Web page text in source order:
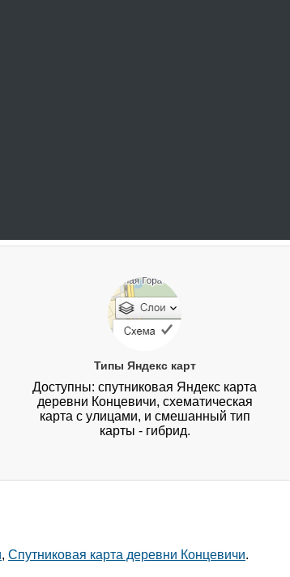
Типы Яндекс карт
Доступны: спутниковая Яндекс карта
деревни Концевичи, схематическая
карта с улицами, и смешанный тип
карты - гибрид.
, Спутниковая карта деревни Концевичи.